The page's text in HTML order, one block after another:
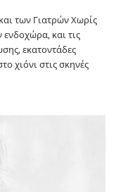
των Γιατρών Χωρίς
και τις
εκατοντάδες
χιόνι στις σκηνές